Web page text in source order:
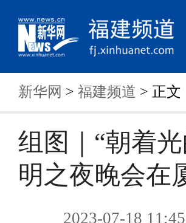
新华网 > 福建频道 > 正文
组图｜“朝着
明之夜晚会在
2023-07-18